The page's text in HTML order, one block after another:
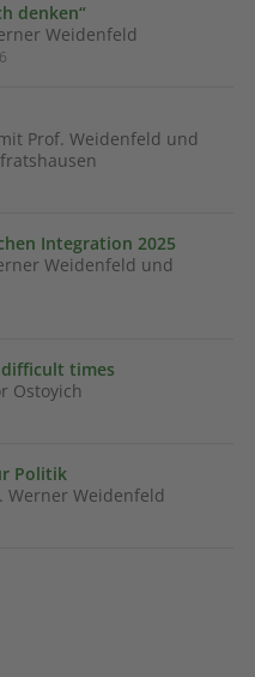
denken“
Weidenfeld
Prof. Weidenfeld und
Integration 2025
Weidenfeld und
times
Ostoyich
Politik
Werner Weidenfeld